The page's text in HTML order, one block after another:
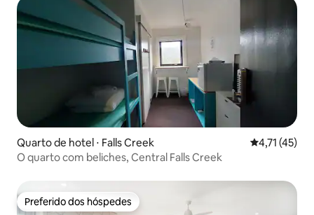
Quarto de hotel ⋅ Falls Creek 4,71 de uma
4,71 (45)
O quarto com beliches, Central Falls Creek
Preferido dos hóspedes
Preferido dos hóspedes